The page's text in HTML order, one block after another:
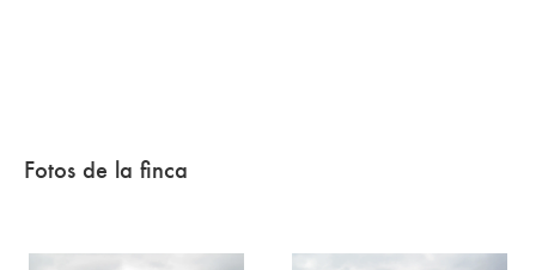
Fotos de la finca